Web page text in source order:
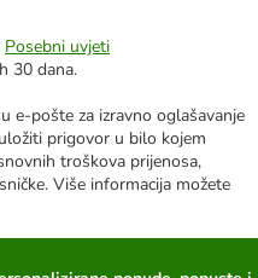
Posebni uvjeti
30 dana.
e-pošte za izravno oglašavanje
prigovor u bilo kojem
troškova prijenosa,
Više informacija možete